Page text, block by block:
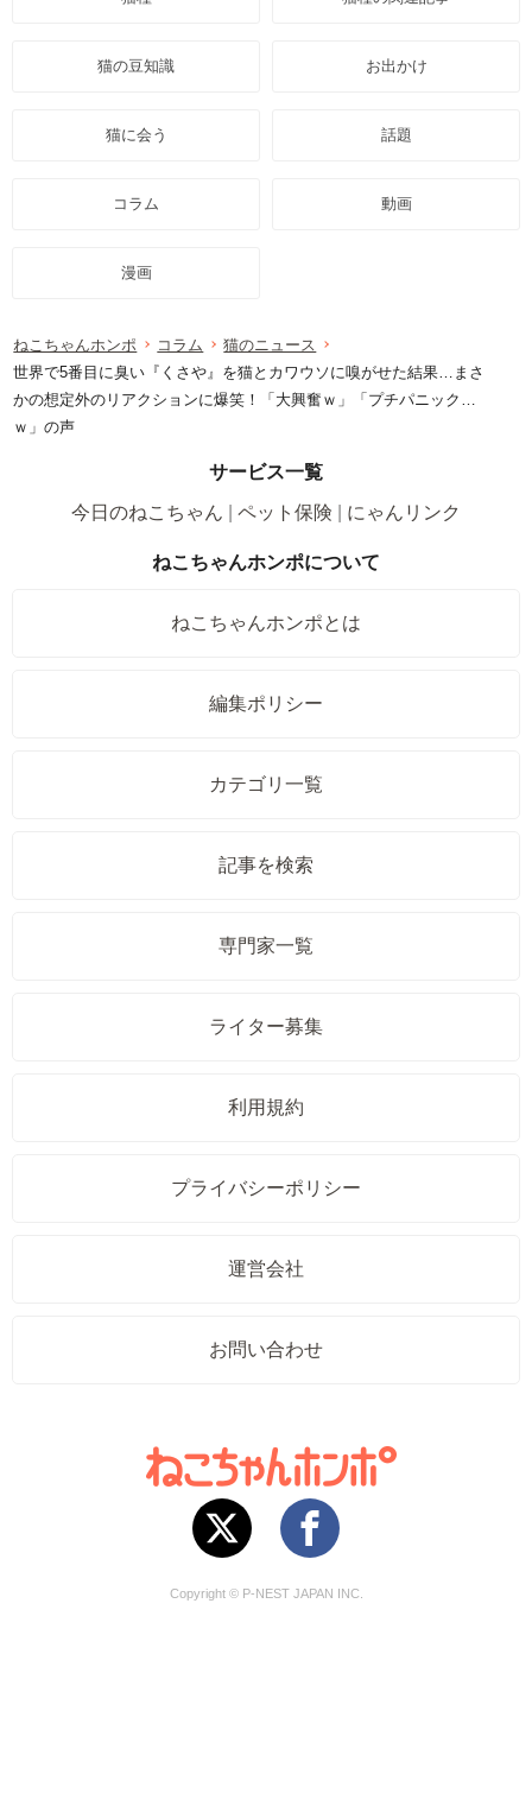
猫の豆知識 お出かけ
猫に会う 話題
コラム 動画
漫画
ねこちゃんホンポ コラム
猫のニュース
世界で5番目に臭い『くさや』を猫とカワウソに嗅がせた結果…まさ
かの想定外のリアクションに爆笑！「大興奮ｗ」「プチパニック…
ｗ」の声
サービス一覧
今日のねこちゃん
ペット保険 にゃんリンク
ねこちゃんホンポについて
ねこちゃんホンポとは
編集ポリシー
カテゴリ一覧
記事を検索
専門家一覧
ライター募集
利用規約
プライバシーポリシー
運営会社
お問い合わせ
Copyright © P-NEST JAPAN INC.